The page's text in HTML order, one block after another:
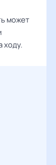
может
ходу.